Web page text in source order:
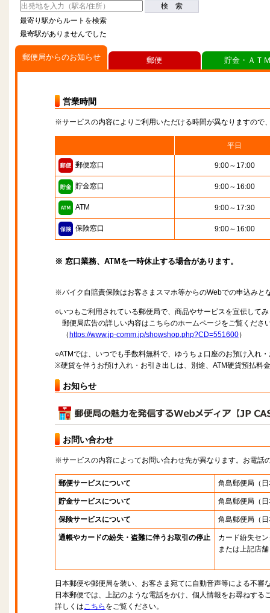
検 索
最寄り駅からルートを検索
最寄駅がありませんでした
郵便局からのお知らせ
営業時間
※サービスの内容によりご利用いただける時間が異なりますので
平日
郵便窓口 9:00～17:00
貯金窓口 9:00～16:00
ATM 9:00～17:30
保険窓口 9:00～16:00
※ 窓口業務、ATMを一時休止する場合があります。
※バイク自賠責保険はお客さまスマホ等からのWebでの申込みと
○いつもご利用されている郵便局で、商品やサービスを宣伝して
郵便局広告の詳しい内容はこちらのホームページをご覧くださ
（ https://www.jp-comm.jp/showshop.php?CD=551600）
○ATMでは、いつでも手数料無料で、ゆうちょ口座のお預け入れ
※硬貨を伴うお預け入れ・お引き出しは、別途、ATM硬貨預払料
お知らせ
お問い合わせ
※サービスの内容によってお問い合わせ先が異なります。お電話
郵便サービスについて 角島郵便局 （
貯金サービスについて 角島郵便局 （
保険サービスについて 角島郵便局 （
通帳やカードの紛失・盗難に伴うお取引の停止
カード紛失セ
または上記店舗
日本郵便や郵便局を装い、お客さま宛てに自動音声等による不審
日本郵便では、上記のような電話をかけ、個人情報をお尋ねする
詳しくはこちら をご覧ください。
郵便 貯金・ＡＴ